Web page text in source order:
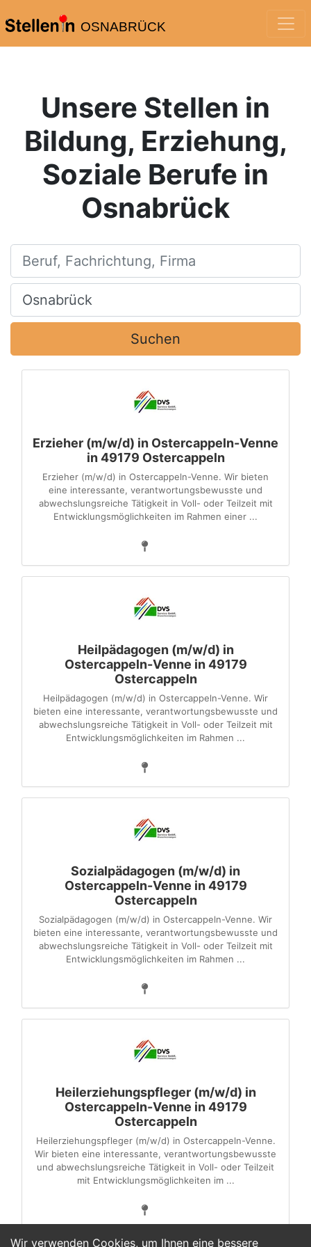
OSNABRÜCK
Wir verwenden Cookies, um Ihnen eine bessere
Unsere Stellen in
Bildung, Erziehung,
Soziale Berufe in
Osnabrück
Beruf, Fachrichtung, Firma
Ort, Stadt
Suchen
Erzieher (m/w/d) in Ostercappeln-Venne
in 49179 Ostercappeln
Erzieher (m/w/d) in Ostercappeln-Venne. Wir bieten
eine interessante, verantwortungsbewusste und
abwechslungsreiche Tätigkeit in Voll- oder Teilzeit mit
Entwicklungsmöglichkeiten im Rahmen einer ...
Heilpädagogen (m/w/d) in
Ostercappeln-Venne in 49179
Ostercappeln
Heilpädagogen (m/w/d) in Ostercappeln-Venne. Wir
bieten eine interessante, verantwortungsbewusste und
abwechslungsreiche Tätigkeit in Voll- oder Teilzeit mit
Entwicklungsmöglichkeiten im Rahmen ...
Sozialpädagogen (m/w/d) in
Ostercappeln-Venne in 49179
Ostercappeln
Sozialpädagogen (m/w/d) in Ostercappeln-Venne. Wir
bieten eine interessante, verantwortungsbewusste und
abwechslungsreiche Tätigkeit in Voll- oder Teilzeit mit
Entwicklungsmöglichkeiten im Rahmen ...
Heilerziehungspfleger (m/w/d) in
Ostercappeln-Venne in 49179
Ostercappeln
Heilerziehungspfleger (m/w/d) in Ostercappeln-Venne.
Wir bieten eine interessante, verantwortungsbewusste
und abwechslungsreiche Tätigkeit in Voll- oder Teilzeit
mit Entwicklungsmöglichkeiten im ...